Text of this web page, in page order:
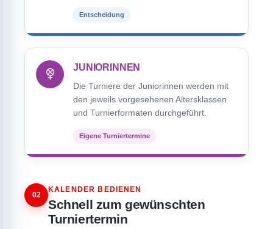
Entscheidung
JUNIORINNEN
Die Turniere der Juniorinnen werden mit
den jeweils vorgesehenen Altersklassen
und Turnierformaten durchgeführt.
Eigene Turniertermine
02
KALENDER BEDIENEN
Schnell zum gewünschten
Turniertermin